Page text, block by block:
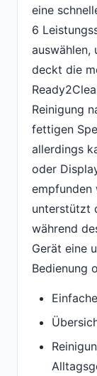
eine
6
auswählen,
deckt die
Reinigung
fettigen
allerdings
oder
empfunden
unterstützt
während
Gerät eine
Bedienung